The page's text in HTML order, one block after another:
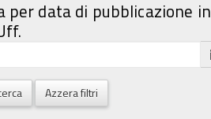
per data di pubblicazione in
Azzera filtri